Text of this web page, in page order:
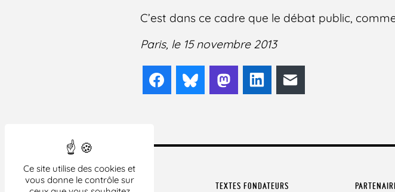
Ce site utilise des cookies et
vous donne le contrôle sur
C’est dans ce cadre que le débat public,
Paris, le 15 novembre 2013
FacebookBlueskyMastodonLinkedIn
TEXTES FONDATEURS